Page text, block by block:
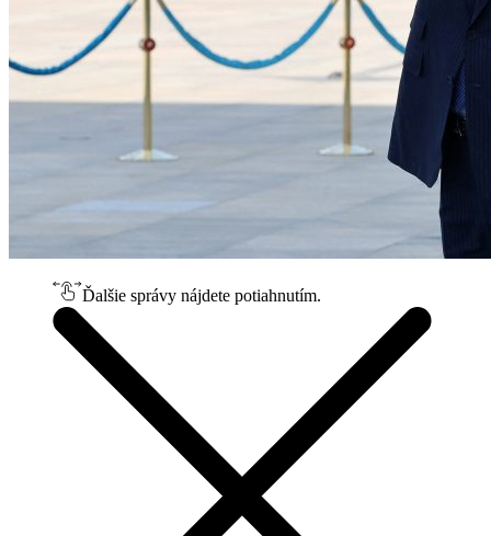
Ďalšie správy nájdete potiahnutím.